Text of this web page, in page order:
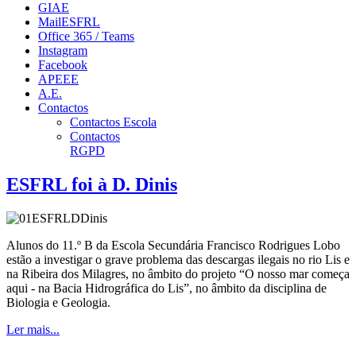
GIAE
MailESFRL
Office 365 / Teams
Instagram
Facebook
APEEE
A.E.
Contactos
Contactos Escola
Contactos
RGPD
ESFRL foi à D. Dinis
Alunos do 11.º B da Escola Secundária Francisco Rodrigues Lobo
estão a investigar o grave problema das descargas ilegais no rio Lis e
na Ribeira dos Milagres, no âmbito do projeto “O nosso mar começa
aqui - na Bacia Hidrográfica do Lis”, no âmbito da disciplina de
Biologia e Geologia.
Ler mais...